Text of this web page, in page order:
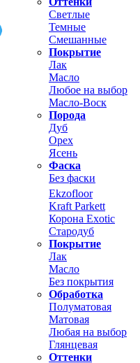
Светлые
Темные
Смешанные
Покрытие
Лак
Масло
Любое на выбор
Масло-Воск
Порода
Дуб
Орех
Ясень
Фаска
Без фаски
Ekzofloor
Kraft Parkett
Корона Exotic
Стародуб
Покрытие
Лак
Масло
Без покрытия
Обработка
Полуматовая
Матовая
Любая на выбор
Глянцевая
Оттенки